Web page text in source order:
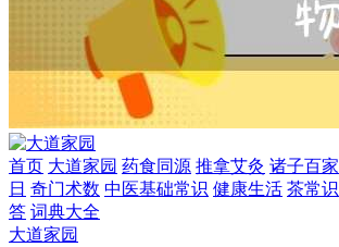
首页 大道家园 药食同源 推拿艾灸 诸子百家
日 奇门术数 中医基础常识 健康生活 茶常识
答 词典大全
大道家园